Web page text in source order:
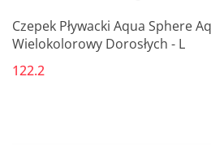
Czepek Pływacki Aqua Sphere
Wielokolorowy Dorosłych - L
122.2